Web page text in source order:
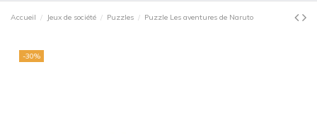
Accueil Jeux de société Puzzles Puzzle Les aventures de Naruto
-30%